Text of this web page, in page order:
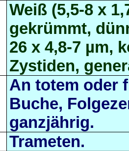
Weiß (5,5-8 x
gekrümmt,
26 x 4,8-7 µm,
Zystiden,
An totem oder
Buche,
ganzjährig.
Trameten.